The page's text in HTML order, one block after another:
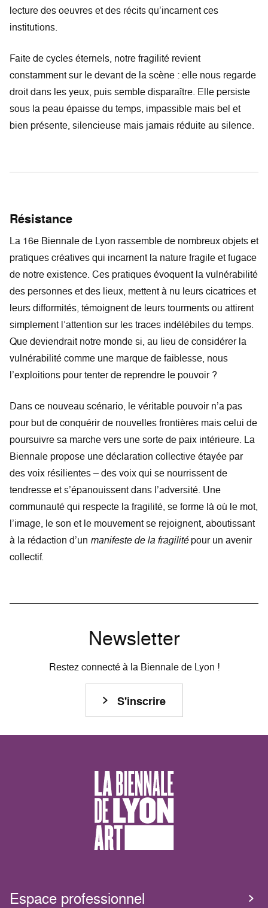
lecture des oeuvres et des récits qu’incarnent ces
institutions.
Faite de cycles éternels, notre fragilité revient
constamment sur le devant de la scène : elle nous regarde
droit dans les yeux, puis semble disparaître. Elle persiste
sous la peau épaisse du temps, impassible mais bel et
bien présente, silencieuse mais jamais réduite au silence.
Résistance
La 16e Biennale de Lyon rassemble de nombreux objets et
pratiques créatives qui incarnent la nature fragile et fugace
de notre existence. Ces pratiques évoquent la vulnérabilité
des personnes et des lieux, mettent à nu leurs cicatrices et
leurs difformités, témoignent de leurs tourments ou attirent
simplement l’attention sur les traces indélébiles du temps.
Que deviendrait notre monde si, au lieu de considérer la
vulnérabilité comme une marque de faiblesse, nous
l’exploitions pour tenter de reprendre le pouvoir ?
Dans ce nouveau scénario, le véritable pouvoir n’a pas
pour but de conquérir de nouvelles frontières mais celui de
poursuivre sa marche vers une sorte de paix intérieure. La
Biennale propose une déclaration collective étayée par
des voix résilientes – des voix qui se nourrissent de
tendresse et s’épanouissent dans l’adversité. Une
communauté qui respecte la fragilité, se forme là où le mot,
l’image, le son et le mouvement se rejoignent, aboutissant
à la rédaction d’un manifeste de la fragilitépour un avenir
collectif.
Newsletter
Restez connecté à la Biennale de Lyon !
S'inscrire
Espace professionnel